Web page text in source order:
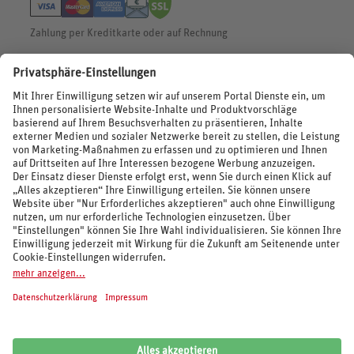
Zahlung per Kreditkarte oder auf Rechnung
BEWERTUNGEN
SOCIAL MEDIA
REISEVERANSTALTER UND MARKEN
© 2026 REWE Reisen